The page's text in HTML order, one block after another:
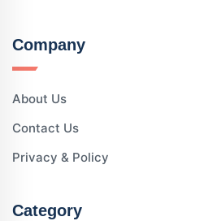
Company
About Us
Contact Us
Privacy & Policy
Category